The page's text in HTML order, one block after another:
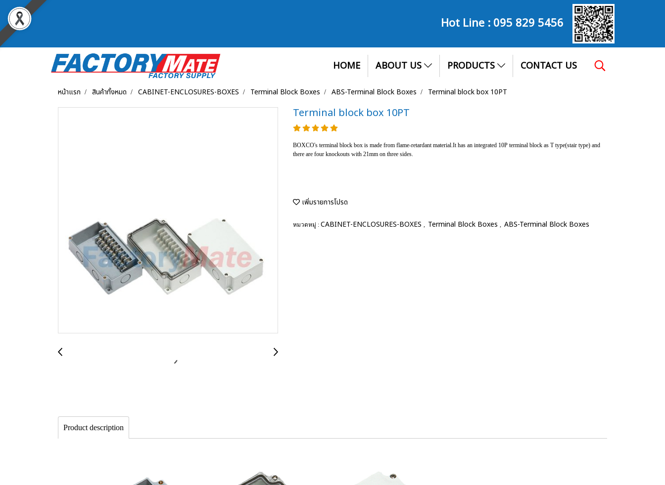
Hot Line :095 829 5456
HOME ABOUT US PRODUCTS CONTACT US
หน้าแรก สินค้าทั้งหมด CABINET-ENCLOSURES-BOXES Terminal Block Boxes ABS-Terminal Block Boxes Terminal block box 10PT
Terminal block box 10PT
BOXCO's terminal block box is made from flame-retardant material.It has an integrated 10P terminal block as T type(stair type) and
there are four knockouts with 21mm on three sides.
เพิ่มรายการโปรด
หมวดหมู่ : CABINET-ENCLOSURES-BOXES , Terminal Block Boxes , ABS-Terminal Block Boxes
Product description